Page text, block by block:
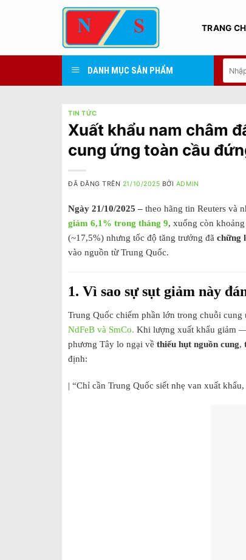
TRANG
DANH MỤC SẢN PHẨM
kiếm:
TIN TỨC
Xuất khẩu nam châm
cung ứng toàn cầu
ĐÃ ĐĂNG TRÊN 21/10/2025 BỞI ADMIN
Ngày 21/10/2025 – theo hãng tin Reuters và
giảm 6,1% trong tháng 9, xuống còn khoảng
(~17,5%) nhưng tốc độ tăng trưởng đã chững
vào nguồn từ Trung Quốc.
1. Vì sao sự sụt giảm này
Trung Quốc chiếm phần lớn trong chuỗi
NdFeB và SmCo. Khi lượng xuất khẩu giảm
phương Tây lo ngại về thiếu hụt nguồn cung,
định:
| “Chỉ cần Trung Quốc siết nhẹ van xuất